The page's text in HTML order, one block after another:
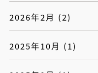
2026年2月 (2)
2025年10月 (1)